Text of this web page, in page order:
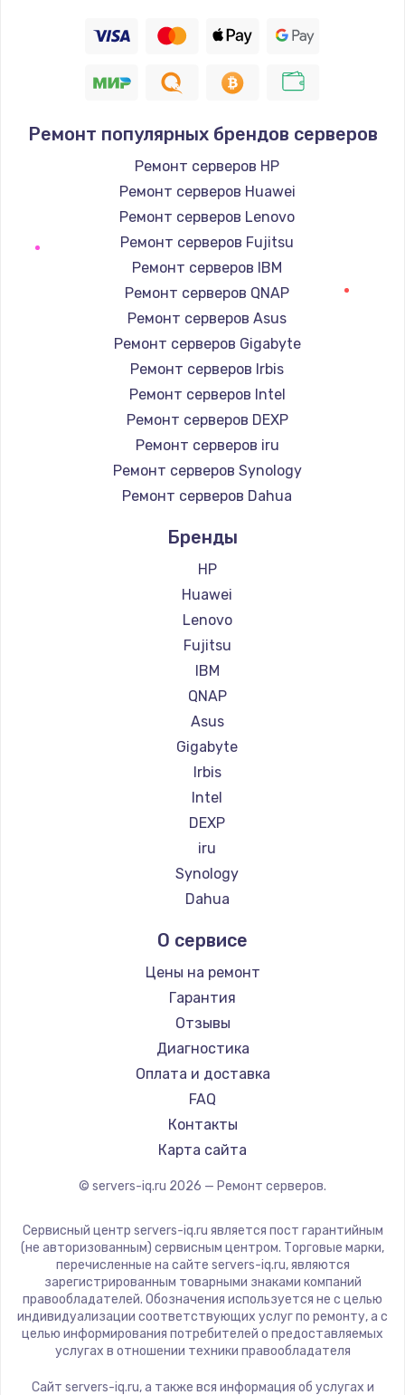
Ремонт популярных брендов серверов
Ремонт серверов HP
Ремонт серверов Huawei
Ремонт серверов Lenovo
Ремонт серверов Fujitsu
Ремонт серверов IBM
Ремонт серверов QNAP
Ремонт серверов Asus
Ремонт серверов Gigabyte
Ремонт серверов Irbis
Ремонт серверов Intel
Ремонт серверов DEXP
Ремонт серверов iru
Ремонт серверов Synology
Ремонт серверов Dahua
Бренды
HP
Huawei
Lenovo
Fujitsu
IBM
QNAP
Asus
Gigabyte
Irbis
Intel
DEXP
iru
Synology
Dahua
О сервисе
Цены на ремонт
Гарантия
Отзывы
Диагностика
Оплата и доставка
FAQ
Контакты
Карта сайта
© servers-iq.ru 2026 — Ремонт серверов.
Сервисный центр servers-iq.ru является пост гарантийным
(не авторизованным) сервисным центром. Торговые марки,
перечисленные на сайте servers-iq.ru, являются
зарегистрированным товарными знаками компаний
правообладателей. Обозначения используется не с целью
индивидуализации соответствующих услуг по ремонту, а с
целью информирования потребителей о предоставляемых
услугах в отношении техники правообладателя
Сайт servers-iq.ru, а также вся информация об услугах и